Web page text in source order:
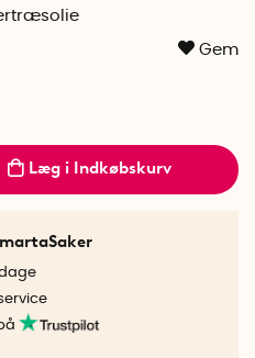
Gem
Læg i Indkøbskurv